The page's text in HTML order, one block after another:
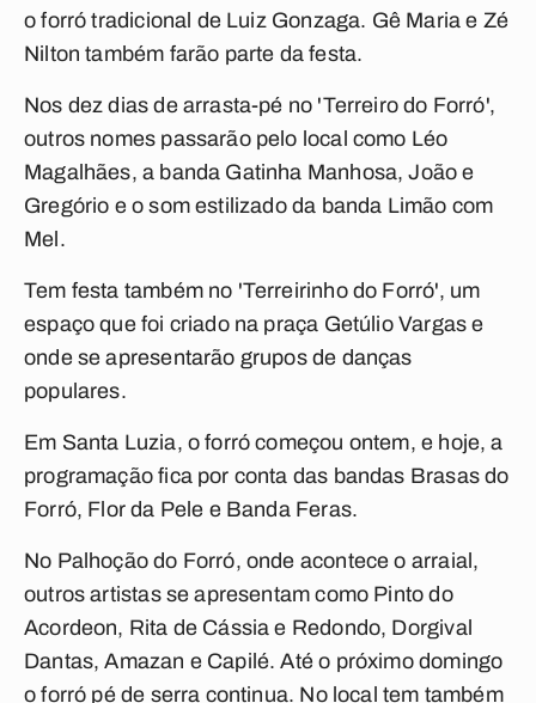
o forró tradicional de Luiz Gonzaga. Gê Maria e Zé
Nilton também farão parte da festa.
Nos dez dias de arrasta-pé no 'Terreiro do Forró',
outros nomes passarão pelo local como Léo
Magalhães, a banda Gatinha Manhosa, João e
Gregório e o som estilizado da banda Limão com
Mel.
Tem festa também no 'Terreirinho do Forró', um
espaço que foi criado na praça Getúlio Vargas e
onde se apresentarão grupos de danças
populares.
Em Santa Luzia, o forró começou ontem, e hoje, a
programação fica por conta das bandas Brasas do
Forró, Flor da Pele e Banda Feras.
No Palhoção do Forró, onde acontece o arraial,
outros artistas se apresentam como Pinto do
Acordeon, Rita de Cássia e Redondo, Dorgival
Dantas, Amazan e Capilé. Até o próximo domingo
o forró pé de serra continua. No local tem também